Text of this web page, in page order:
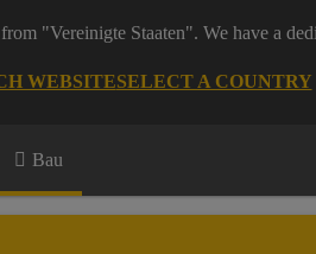
"Vereinigte Staaten". We have a
WEBSITESELECT A COUNTRY
Bau